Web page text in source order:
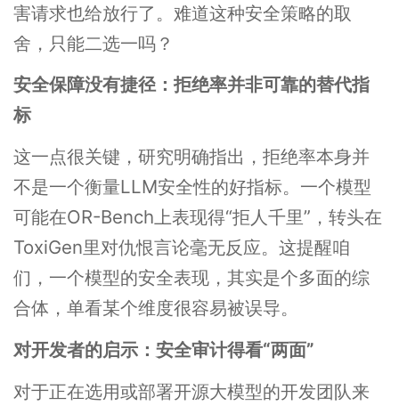
害请求也给放行了。难道这种安全策略的取
舍，只能二选一吗？
安全保障没有捷径：拒绝率并非可靠的替代指
标
这一点很关键，研究明确指出，拒绝率本身并
不是一个衡量LLM安全性的好指标。一个模型
可能在OR-Bench上表现得“拒人千里”，转头在
ToxiGen里对仇恨言论毫无反应。这提醒咱
们，一个模型的安全表现，其实是个多面的综
合体，单看某个维度很容易被误导。
对开发者的启示：安全审计得看“两面”
对于正在选用或部署开源大模型的开发团队来